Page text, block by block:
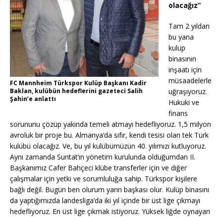
FC Mannheim Türkspor Kulüp Başkanı Kadir
Baklan, kulübün hedeflerini gazeteci Salih
Şahin’e anlattı
olacağız”
Tam 2 yıldan
bu yana
kulüp
binasının
inşaatı için
müsaadelerle
uğraşıyoruz.
Hukuki ve
finans
sorununu çözüp yakında temeli atmayı hedefliyoruz. 1,5 milyon
avroluk bir proje bu. Almanya‘da sıfır, kendi tesisi olan tek Türk
kulübü olacağız. Ve, bu yıl kulübümüzün 40. yılımızı kutluyoruz.
Aynı zamanda Suntat‘ın yönetim kurulunda olduğumdan II.
Başkanımız Cafer Bahçeci klübe transferler için ve diğer
çalışmalar için yetki ve sorumluluğa sahip. Türkspor kişilere
bağlı değil. Bugün ben olurum yarın başkası olur. Kulüp binasını
da yaptığımızda landesliga’da iki yıl içinde bir üst lige çıkmayı
hedefliyoruz. En üst lige çıkmak istiyoruz. Yüksek liğde oynayan